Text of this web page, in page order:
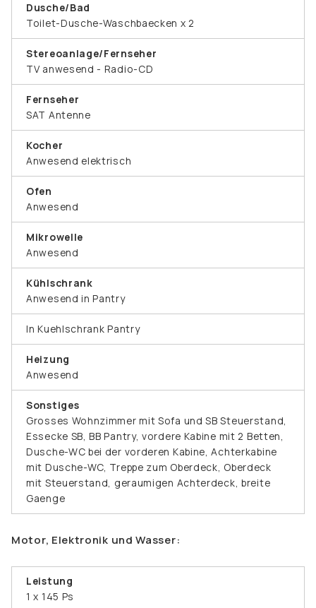
Dusche/Bad
Toilet-Dusche-Waschbaecken x 2
Stereoanlage/Fernseher
TV anwesend - Radio-CD
Fernseher
SAT Antenne
Kocher
Anwesend elektrisch
Ofen
Anwesend
Mikrowelle
Anwesend
Kühlschrank
Anwesend in Pantry
In Kuehlschrank Pantry
Heizung
Anwesend
Sonstiges
Grosses Wohnzimmer mit Sofa und SB Steuerstand,
Essecke SB, BB Pantry, vordere Kabine mit 2 Betten,
Dusche-WC bei der vorderen Kabine, Achterkabine
mit Dusche-WC, Treppe zum Oberdeck, Oberdeck
mit Steuerstand, geraumigen Achterdeck, breite
Gaenge
Motor, Elektronik und Wasser:
Leistung
1 x 145 Ps